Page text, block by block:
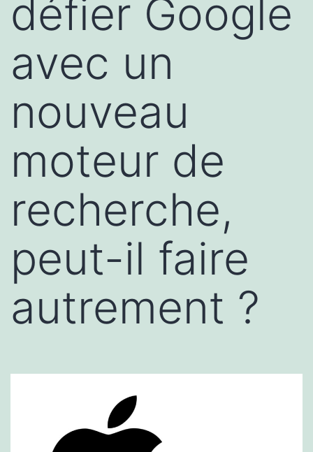
défier Google
avec un
nouveau
moteur de
recherche,
peut-il faire
autrement ?